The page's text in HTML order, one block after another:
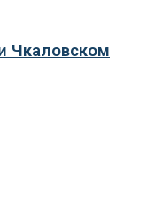
Чкаловском